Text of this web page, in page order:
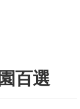
百選